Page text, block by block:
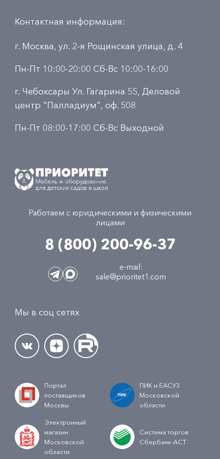
Контактная информация:
г. Москва, ул. 2-я Рощинская улица, д. 4
Пн-Пт 10:00-20:00 Сб-Вс 10:00-16:00
г. Чебоксары Ул. Гагарина 55, Деловой
центр "Палладиум", оф. 508
Пн-Пт 08:00-17:00 Сб-Вс Выходной
Работаем с юридическими и физическими
лицами
8 (800) 200-96-37
e-mail:
sale@prioritet1.com
Мы в соц сетях
Портал
поставщиков
Москвы
ПИК и ЕАСУЗ
Московской
области
Электронный
магазин
Московской
области
Система торгов
Сбербанк-АСТ